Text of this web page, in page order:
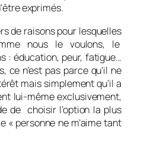
exprimés.
de raisons pour lesquelles
nous le voulons, le
: éducation, peur, fatigue…
ce n’est pas parce qu’il ne
mais simplement qu’il a
lui-même exclusivement,
de choisir l’option la plus
« personne ne m’aime tant